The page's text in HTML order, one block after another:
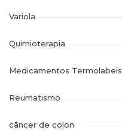
Variola
Quimioterapia
Medicamentos Termolabeis
Reumatismo
câncer de colon